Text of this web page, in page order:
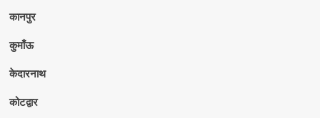
कानपुर
कुमाँऊ
केदारनाथ
कोटद्वार